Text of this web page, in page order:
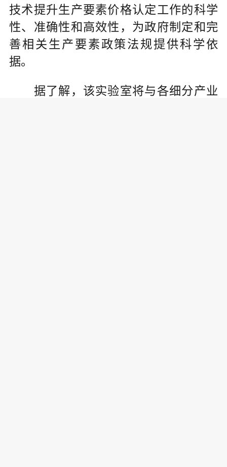
技术提升生产要素价格认定工作的科学
性、准确性和高效性，为政府制定和完
善相关生产要素政策法规提供科学依
据。
据了解，该实验室将与各细分产业